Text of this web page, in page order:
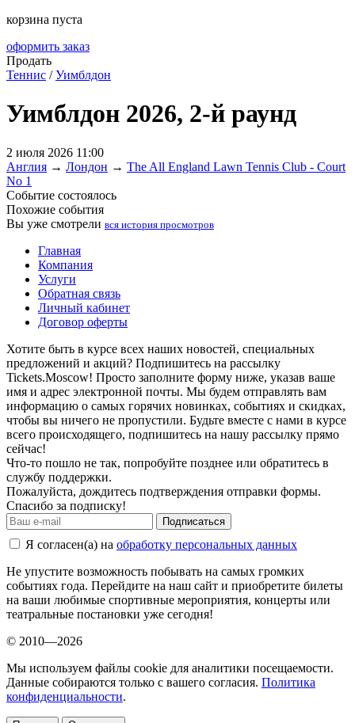
корзина пуста
оформить заказ
Продать
Теннис /Уимблдон
Уимблдон 2026, 2-й раунд
2 июля 2026 11:00
Англия → Лондон → The All England Lawn Tennis Club - Court
No 1
Событие состоялось
Похожие события
Вы уже смотрели вся история просмотров
Главная
Компания
Услуги
Обратная связь
Личный кабинет
Договор оферты
Хотите быть в курсе всех наших новостей, специальных
предложений и акций? Подпишитесь на рассылку
Tickets.Moscow! Просто заполните форму ниже, указав ваше
имя и адрес электронной почты. Мы будем отправлять вам
информацию о самых горячих новинках, событиях и скидках,
чтобы вы ничего не пропустили. Будьте вместе с нами в курсе
всего происходящего, подпишитесь на нашу рассылку прямо
сейчас!
Что-то пошло не так, попробуйте позднее или обратитесь в
службу поддержки.
Пожалуйста, дождитесь подтверждения отправки формы.
Спасибо за подписку!
Подписаться
Я согласен(а) на обработку персональных данных
Не упустите возможность побывать на самых громких
событиях года. Перейдите на наш сайт и приобретите билеты
на ваши любимые спортивные мероприятия, концерты или
театральные постановки уже сегодня!
© 2010—2026
Мы используем файлы cookie для аналитики посещаемости.
Данные собираются только с вашего согласия. Политика
конфиденциальности.